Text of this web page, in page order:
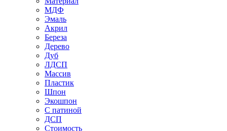
МДФ
Эмаль
Акрил
Береза
Дерево
Дуб
ЛДСП
Массив
Пластик
Шпон
Экошпон
С патиной
ДСП
Стоимость